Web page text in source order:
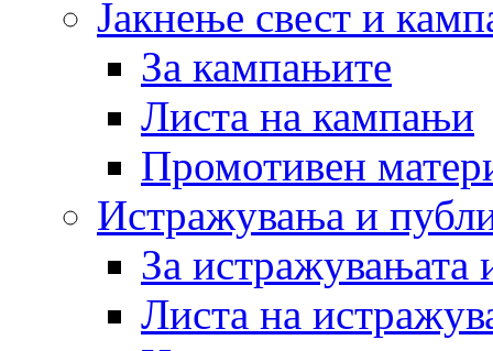
Јакнење свест и
За кампањите
Листа на кампањи
Промотивен
Истражувања и
За истражувањата
Листа на